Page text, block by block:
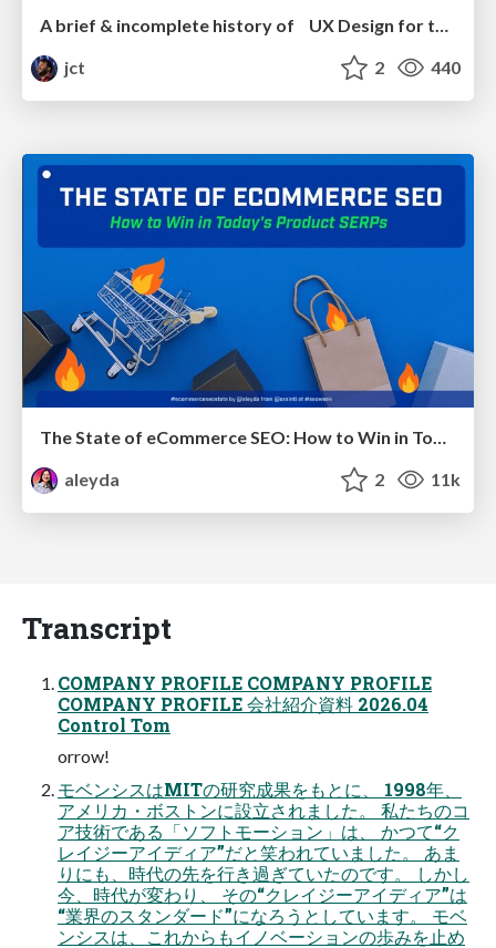
A brief & incomplete history of UX Design for the World Wide Web: 1989–2019
jct
2 440
The State of eCommerce SEO: How to Win in Today's Products SERPs - #SEOweek
aleyda
2 11k
Transcript
COMPANY PROFILE COMPANY PROFILE
COMPANY PROFILE 会社紹介資料 2026.04
Control Tom
orrow!
モベンシスはMITの研究成果をもとに、 1998年、
アメリカ・ボストンに設立されました。 私たちのコ
ア技術である「ソフトモーション」は、 かつて“ク
レイジーアイディア”だと笑われていました。 あま
りにも、時代の先を行き過ぎていたのです。 しかし
今、時代が変わり、 その“クレイジーアイディア”は
“業界のスタンダード”になろうとしています。 モベ
ンシスは、これからもイノベーションの歩みを止め